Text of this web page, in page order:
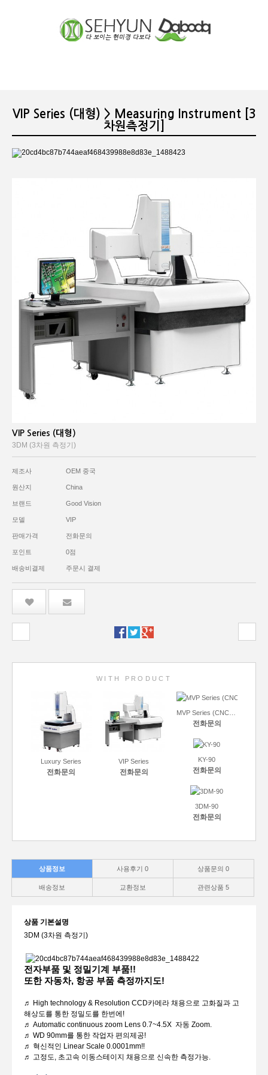
VIP Series (대형) > Measuring Instrument [3
차원측정기]
VIP Series (대형)
3DM (3차원 측정기)
제조사 OEM 중국
원산지 China
브랜드 Good Vision
모델 VIP
판매가격 전화문의
포인트 0점
배송비결제 주문시 결제
WITH PRODUCT
Luxury Series
전화문의
VIP Series
전화문의
MVP Series (CNC, Manual)
전화문의
KY-90
전화문의
3DM-90
전화문의
상품정보 사용후기0 상품문의0
배송정보 교환정보 관련상품5
상품 기본설명
3DM (3차원 측정기)
전자부품 및 정밀기계 부품!!
또한 자동차, 항공 부품 측정까지도!
♬ High technology & Resolution CCD카메라 채용으로 고화질과 고
해상도를 통한 정밀도를 한번에!
♬ Automatic continuous zoom Lens 0.7~4.5X 자동 Zoom.
♬ WD 90mm를 통한 작업자 편의제공!
♬ 혁신적인 Linear Scale 0.0001mm!!
♬ 고정도, 초고속 이동스테이지 채용으로 신속한 측정가능.